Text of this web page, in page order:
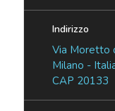
Indirizzo
Via Moretto
Milano -
CAP 20133